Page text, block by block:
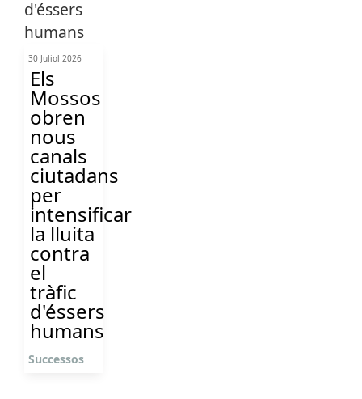
30 Juliol 2026
Els
Mossos
obren
nous
canals
ciutadans
per
intensificar
la lluita
contra
el
tràfic
d'éssers
humans
Successos